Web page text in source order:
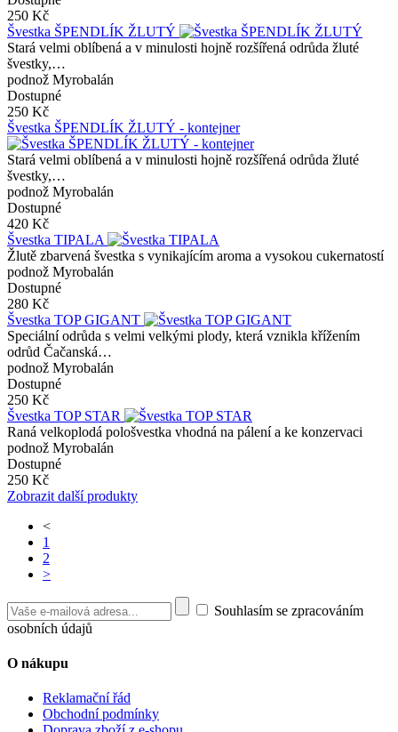
250 Kč
Švestka ŠPENDLÍK ŽLUTÝ
Stará velmi oblíbená a v minulosti hojně rozšířená odrůda žluté
švestky,…
podnož Myrobalán
Dostupné
250 Kč
Švestka ŠPENDLÍK ŽLUTÝ - kontejner
Stará velmi oblíbená a v minulosti hojně rozšířená odrůda žluté
švestky,…
podnož Myrobalán
Dostupné
420 Kč
Švestka TIPALA
Žlutě zbarvená švestka s vynikajícím aroma a vysokou cukernatostí
podnož Myrobalán
Dostupné
280 Kč
Švestka TOP GIGANT
Speciální odrůda s velmi velkými plody, která vznikla křížením
odrůd Čačanská…
podnož Myrobalán
Dostupné
250 Kč
Švestka TOP STAR
Raná velkoplodá pološvestka vhodná na pálení a ke konzervaci
podnož Myrobalán
Dostupné
250 Kč
Zobrazit další produkty
<
1
2
>
Souhlasím se zpracováním
osobních údajů
O nákupu
Reklamační řád
Obchodní podmínky